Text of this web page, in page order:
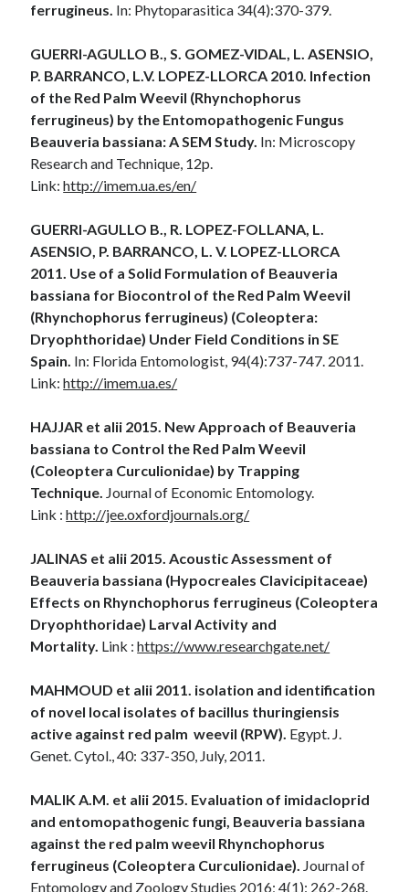
ferrugineus. In: Phytoparasitica 34(4):370-379.
GUERRI-AGULLO B., S. GOMEZ-VIDAL, L. ASENSIO,
P. BARRANCO, L.V. LOPEZ-LLORCA 2010. Infection
of the Red Palm Weevil (Rhynchophorus
ferrugineus) by the Entomopathogenic Fungus
Beauveria bassiana: A SEM Study. In: Microscopy
Research and Technique, 12p.
Link:http://imem.ua.es/en/
GUERRI-AGULLO B., R. LOPEZ-FOLLANA, L.
ASENSIO, P. BARRANCO, L. V. LOPEZ-LLORCA
2011. Use of a Solid Formulation of Beauveria
bassiana for Biocontrol of the Red Palm Weevil
(Rhynchophorus ferrugineus) (Coleoptera:
Dryophthoridae) Under Field Conditions in SE
Spain. In: Florida Entomologist, 94(4):737-747. 2011.
Link:http://imem.ua.es/
HAJJAR et alii 2015. New Approach of Beauveria
bassiana to Control the Red Palm Weevil
(Coleoptera Curculionidae) by Trapping
Technique. Journal of Economic Entomology.
Link :http://jee.oxfordjournals.org/
JALINAS et alii 2015. Acoustic Assessment of
Beauveria bassiana (Hypocreales Clavicipitaceae)
Effects on Rhynchophorus ferrugineus (Coleoptera
Dryophthoridae) Larval Activity and
Mortality. Link :https://www.researchgate.net/
MAHMOUD et alii 2011. isolation and identification
of novel local isolates of bacillus thuringiensis
active against red palm weevil (RPW). Egypt. J.
Genet. Cytol., 40: 337-350, July, 2011.
MALIK A.M. et alii 2015. Evaluation of imidacloprid
and entomopathogenic fungi, Beauveria bassiana
against the red palm weevil Rhynchophorus
ferrugineus (Coleoptera Curculionidae). Journal of
Entomology and Zoology Studies 2016; 4(1): 262-268.